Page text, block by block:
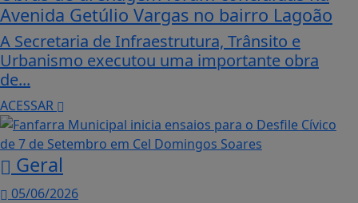
Avenida Getúlio Vargas no bairro Lagoão
A Secretaria de Infraestrutura, Trânsito e
Urbanismo executou uma importante obra
de...
ACESSAR
Geral
05/06/2026